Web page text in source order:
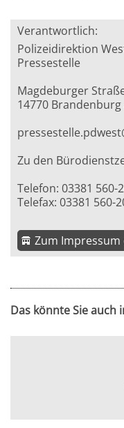
Verantwortlich:
Polizeidirektion
Pressestelle
Magdeburger
14770
Zu den
Telefon: 03381 560-
Telefax: 03381 560-
Zum
Das könnte Sie auch